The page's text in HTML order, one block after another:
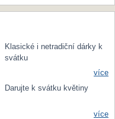
Klasické i netradiční dárky k
svátku
více
Darujte k svátku květiny
více